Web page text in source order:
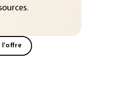
l'offre